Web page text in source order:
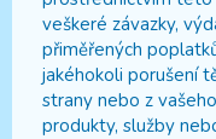
veškeré závazky,
přiměřených
jakéhokoli porušení
strany nebo z
produkty, služby